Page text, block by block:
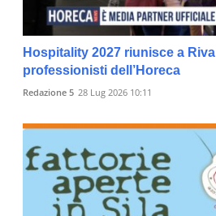
Hospitality 2027 riunisce a
professionisti dell’Horeca
Redazione 5 28 Lug 2026 10:11